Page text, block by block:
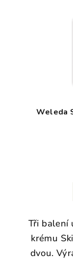
Weleda
Tři balení
krému
dvou.